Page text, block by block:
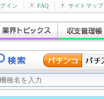
イン FAQ サイトマップ